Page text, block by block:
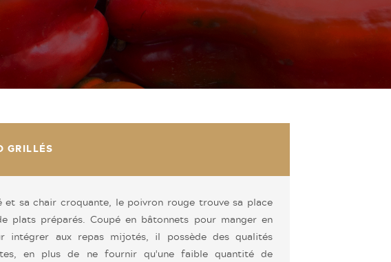
GRILLÉS
et sa chair croquante, le poivron rouge trouve sa place
plats préparés. Coupé en bâtonnets pour manger en
intégrer aux repas mijotés, il possède des qualités
en plus de ne fournir qu'une faible quantité de